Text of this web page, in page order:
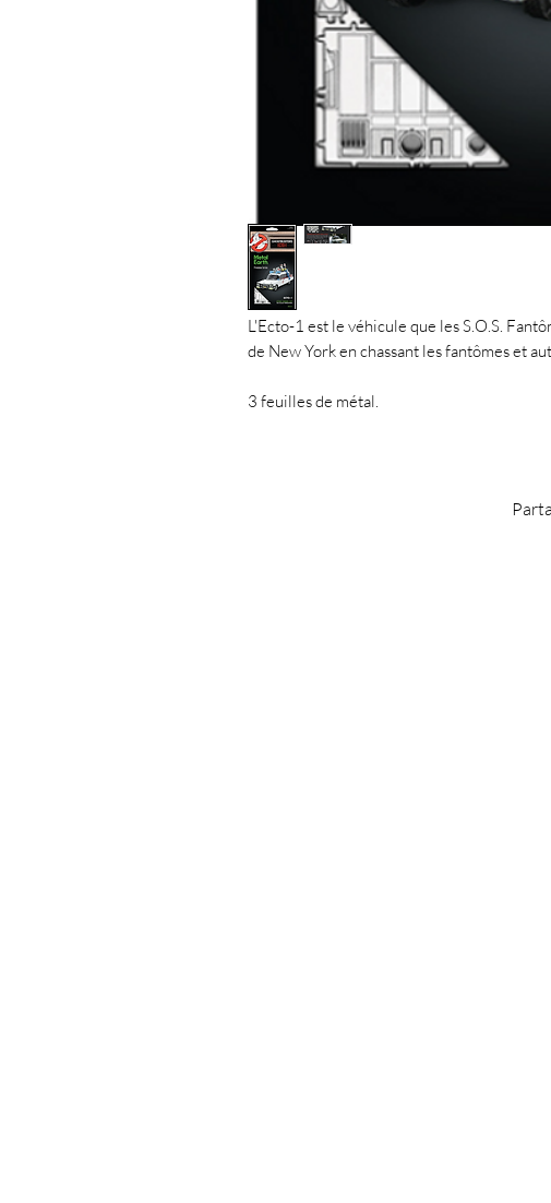
L'Ecto-1 est le véhicule que les S.O.S.
de New York en chassant les fantômes et
3 feuilles de métal.